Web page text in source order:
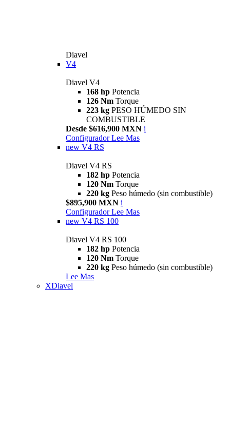
Diavel
V4
Diavel V4
168 hp Potencia
126 Nm Torque
223 kg PESO HÚMEDO SIN
COMBUSTIBLE
Desde $616,900 MXN i
Configurador Lee Mas
new V4 RS
Diavel V4 RS
182 hp Potencia
120 Nm Torque
220 kg Peso húmedo (sin combustible)
$895,900 MXN i
Configurador Lee Mas
new V4 RS 100
Diavel V4 RS 100
182 hp Potencia
120 Nm Torque
220 kg Peso húmedo (sin combustible)
Lee Mas
XDiavel